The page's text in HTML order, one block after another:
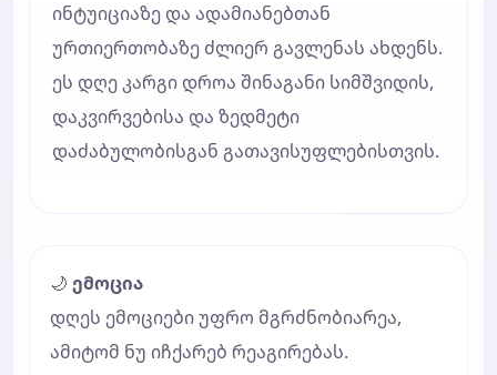
ინტუიციაზე და ადამიანებთან
ურთიერთობაზე ძლიერ გავლენას ახდენს.
ეს დღე კარგი დროა შინაგანი სიმშვიდის,
დაკვირვებისა და ზედმეტი
დაძაბულობისგან გათავისუფლებისთვის.
🌙 ემოცია
დღეს ემოციები უფრო მგრძნობიარეა,
ამიტომ ნუ იჩქარებ რეაგირებას.